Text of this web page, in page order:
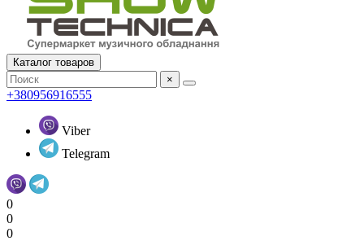
Каталог товаров
×
+380956916555
Viber
Telegram
0
0
0